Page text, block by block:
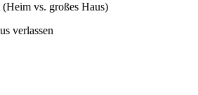
vs. großes Haus)
verlassen